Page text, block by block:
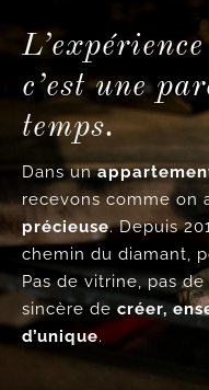
c’est une
temps.
Dans un
recevons comme on
précieuse. Depuis
chemin du diamant,
Pas de vitrine, pas
sincère de créer,
d’unique.